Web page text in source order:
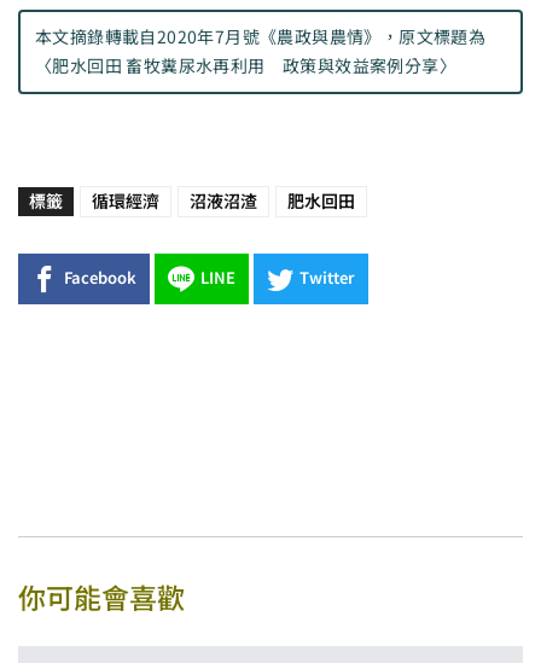
本文摘錄轉載自2020年7月號《農政與農情》 ，原文標題為
〈肥水回田 畜牧糞尿水再利用 政策與效益案例分享〉
標籤 循環經濟 沼液沼渣 肥水回田
Facebook LINE Twitter
你可能會喜歡